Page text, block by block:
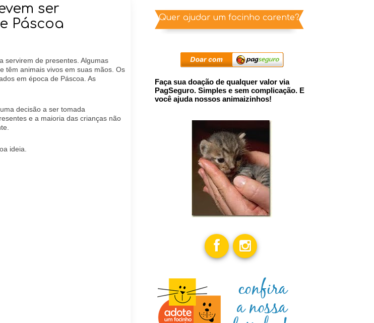
ser
Páscoa
servirem de presentes. Algumas
têm animais vivos em suas mãos. Os
em época de Páscoa. As
decisão a ser tomada
e a maioria das crianças não
ideia.
Quer ajudar um focinho carente?
Faça sua doação de qualquer valor via
PagSeguro. Simples e sem complicação. E
você ajuda nossos animaizinhos!